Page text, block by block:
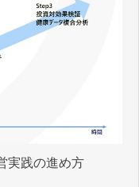
践の進め方